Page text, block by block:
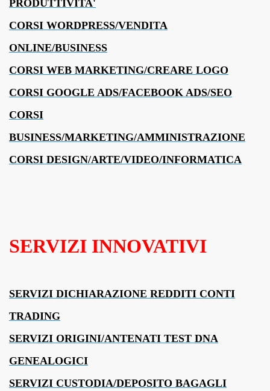
PRODUTTIVITA'
CORSI WORDPRESS/VENDITA
ONLINE/BUSINESS
CORSI WEB MARKETING/CREARE LOGO
CORSI GOOGLE ADS/FACEBOOK ADS/SEO
CORSI
BUSINESS/MARKETING/AMMINISTRAZIONE
CORSI DESIGN/ARTE/VIDEO/INFORMATICA
SERVIZI INNOVATIVI
SERVIZI DICHIARAZIONE REDDITI CONTI
TRADING
SERVIZI ORIGINI/ANTENATI TEST DNA
GENEALOGICI
SERVIZI CUSTODIA/DEPOSITO BAGAGLI